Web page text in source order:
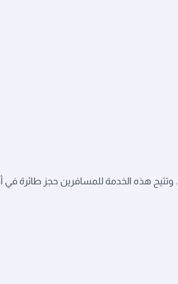
وتتيح هذه الخدمة للمسافرين حجز طائرة